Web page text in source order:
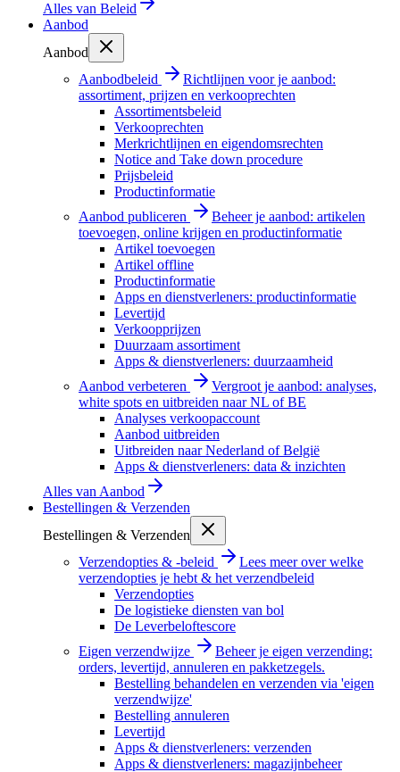
Alles van Beleid
Aanbod
Aanbod
Aanbodbeleid
Richtlijnen voor je aanbod:
assortiment, prijzen en verkooprechten
Assortimentsbeleid
Verkooprechten
Merkrichtlijnen en eigendomsrechten
Notice and Take down procedure
Prijsbeleid
Productinformatie
Aanbod publiceren
Beheer je aanbod: artikelen
toevoegen, online krijgen en productinformatie
Artikel toevoegen
Artikel offline
Productinformatie
Apps en dienstverleners: productinformatie
Levertijd
Verkoopprijzen
Duurzaam assortiment
Apps & dienstverleners: duurzaamheid
Aanbod verbeteren
Vergroot je aanbod: analyses,
white spots en uitbreiden naar NL of BE
Analyses verkoopaccount
Aanbod uitbreiden
Uitbreiden naar Nederland of België
Apps & dienstverleners: data & inzichten
Alles van Aanbod
Bestellingen & Verzenden
Bestellingen & Verzenden
Verzendopties & -beleid
Lees meer over welke
verzendopties je hebt & het verzendbeleid
Verzendopties
De logistieke diensten van bol
De Leverbeloftescore
Eigen verzendwijze
Beheer je eigen verzending:
orders, levertijd, annuleren en pakketzegels.
Bestelling behandelen en verzenden via 'eigen
verzendwijze'
Bestelling annuleren
Levertijd
Apps & dienstverleners: verzenden
Apps & dienstverleners: magazijnbeheer